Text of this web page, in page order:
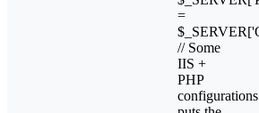
=
// Some
IIS +
PHP
configurations